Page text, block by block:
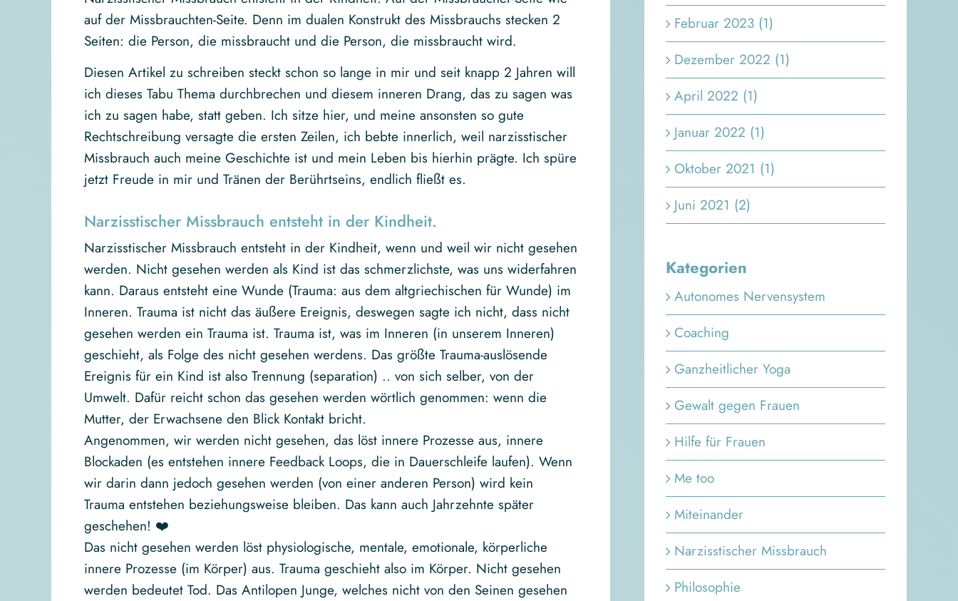
auf der Missbrauchten-Seite. Denn im dualen Konstrukt des Missbrauchs stecken 2
Seiten: die Person, die missbraucht und die Person, die missbraucht wird.
Diesen Artikel zu schreiben steckt schon so lange in mir und seit knapp 2 Jahren will
ich dieses Tabu Thema durchbrechen und diesem inneren Drang, das zu sagen was
ich zu sagen habe, statt geben. Ich sitze hier, und meine ansonsten so gute
Rechtschreibung versagte die ersten Zeilen, ich bebte innerlich, weil narzisstischer
Missbrauch auch meine Geschichte ist und mein Leben bis hierhin prägte. Ich spüre
jetzt Freude in mir und Tränen der Berührtseins, endlich fließt es.
Narzisstischer Missbrauch entsteht in der Kindheit.
Narzisstischer Missbrauch entsteht in der Kindheit, wenn und weil wir nicht gesehen
werden. Nicht gesehen werden als Kind ist das schmerzlichste, was uns widerfahren
kann. Daraus entsteht eine Wunde (Trauma: aus dem altgriechischen für Wunde) im
Inneren. Trauma ist nicht das äußere Ereignis, deswegen sagte ich nicht, dass nicht
gesehen werden ein Trauma ist. Trauma ist, was im Inneren (in unserem Inneren)
geschieht, als Folge des nicht gesehen werdens. Das größte Trauma-auslösende
Ereignis für ein Kind ist also Trennung (separation) .. von sich selber, von der
Umwelt. Dafür reicht schon das gesehen werden wörtlich genommen: wenn die
Mutter, der Erwachsene den Blick Kontakt bricht.
Angenommen, wir werden nicht gesehen, das löst innere Prozesse aus, innere
Blockaden (es entstehen innere Feedback Loops, die in Dauerschleife laufen). Wenn
wir darin dann jedoch gesehen werden (von einer anderen Person) wird kein
Trauma entstehen beziehungsweise bleiben. Das kann auch Jahrzehnte später
geschehen! ❤️
Das nicht gesehen werden löst physiologische, mentale, emotionale, körperliche
innere Prozesse (im Körper) aus. Trauma geschieht also im Körper. Nicht gesehen
werden bedeutet Tod. Das Antilopen Junge, welches nicht von den Seinen gesehen
Februar 2023 (1)
Dezember 2022 (1)
April 2022 (1)
Januar 2022 (1)
Oktober 2021 (1)
Juni 2021 (2)
Kategorien
Autonomes Nervensystem
Coaching
Ganzheitlicher Yoga
Gewalt gegen Frauen
Hilfe für Frauen
Me too
Miteinander
Narzisstischer Missbrauch
Philosophie